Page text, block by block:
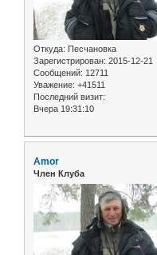
Откуда: Песчановка
Зарегистрирован: 2015-12-21
Сообщений: 12711
Уважение: +41511
Последний визит:
Вчера 19:31:10
Amor
Член Клуба